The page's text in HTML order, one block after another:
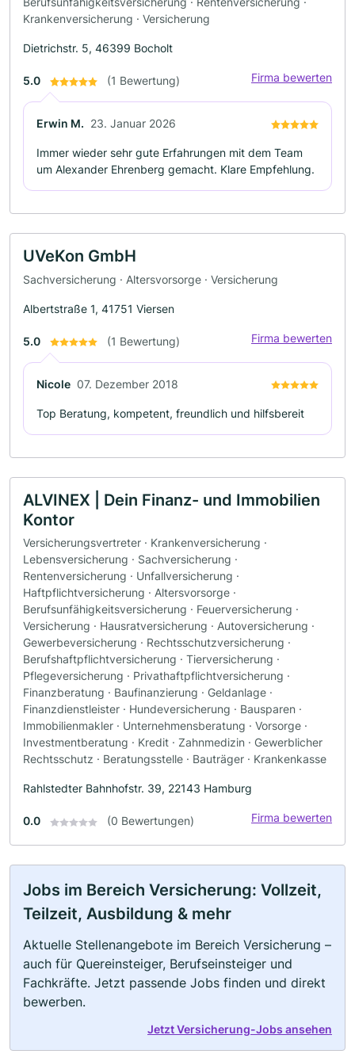
Krankenversicherung · Versicherung
Dietrichstr. 5, 46399 Bocholt
5.0 (1 Bewertung) Firma bewerten
Erwin M. 23. Januar 2026
Immer wieder sehr gute Erfahrungen mit dem Team
um Alexander Ehrenberg gemacht. Klare Empfehlung.
UVeKon GmbH
Sachversicherung · Altersvorsorge · Versicherung
Albertstraße 1, 41751 Viersen
5.0 (1 Bewertung) Firma bewerten
Nicole 07. Dezember 2018
Top Beratung, kompetent, freundlich und hilfsbereit
ALVINEX | Dein Finanz- und Immobilien
Kontor
Versicherungsvertreter · Krankenversicherung ·
Lebensversicherung · Sachversicherung ·
Rentenversicherung · Unfallversicherung ·
Haftpflichtversicherung · Altersvorsorge ·
Berufsunfähigkeitsversicherung · Feuerversicherung ·
Versicherung · Hausratversicherung · Autoversicherung ·
Gewerbeversicherung · Rechtsschutzversicherung ·
Berufshaftpflichtversicherung · Tierversicherung ·
Pflegeversicherung · Privathaftpflichtversicherung ·
Finanzberatung · Baufinanzierung · Geldanlage ·
Finanzdienstleister · Hundeversicherung · Bausparen ·
Immobilienmakler · Unternehmensberatung · Vorsorge ·
Investmentberatung · Kredit · Zahnmedizin · Gewerblicher
Rechtsschutz · Beratungsstelle · Bauträger · Krankenkasse
Rahlstedter Bahnhofstr. 39, 22143 Hamburg
0.0 (0 Bewertungen) Firma bewerten
Jobs im Bereich Versicherung: Vollzeit,
Teilzeit, Ausbildung & mehr
Aktuelle Stellenangebote im Bereich Versicherung –
auch für Quereinsteiger, Berufseinsteiger und
Fachkräfte. Jetzt passende Jobs finden und direkt
bewerben.
Jetzt Versicherung-Jobs ansehen